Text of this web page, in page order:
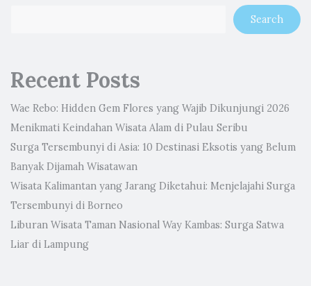
Search
Recent Posts
Wae Rebo: Hidden Gem Flores yang Wajib Dikunjungi 2026
Menikmati Keindahan Wisata Alam di Pulau Seribu
Surga Tersembunyi di Asia: 10 Destinasi Eksotis yang Belum
Banyak Dijamah Wisatawan
Wisata Kalimantan yang Jarang Diketahui: Menjelajahi Surga
Tersembunyi di Borneo
Liburan Wisata Taman Nasional Way Kambas: Surga Satwa
Liar di Lampung